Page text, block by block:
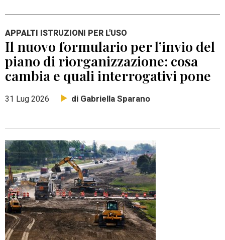
APPALTI ISTRUZIONI PER L'USO
Il nuovo formulario per l’invio del
piano di riorganizzazione: cosa
cambia e quali interrogativi pone
31 Lug 2026 di Gabriella Sparano